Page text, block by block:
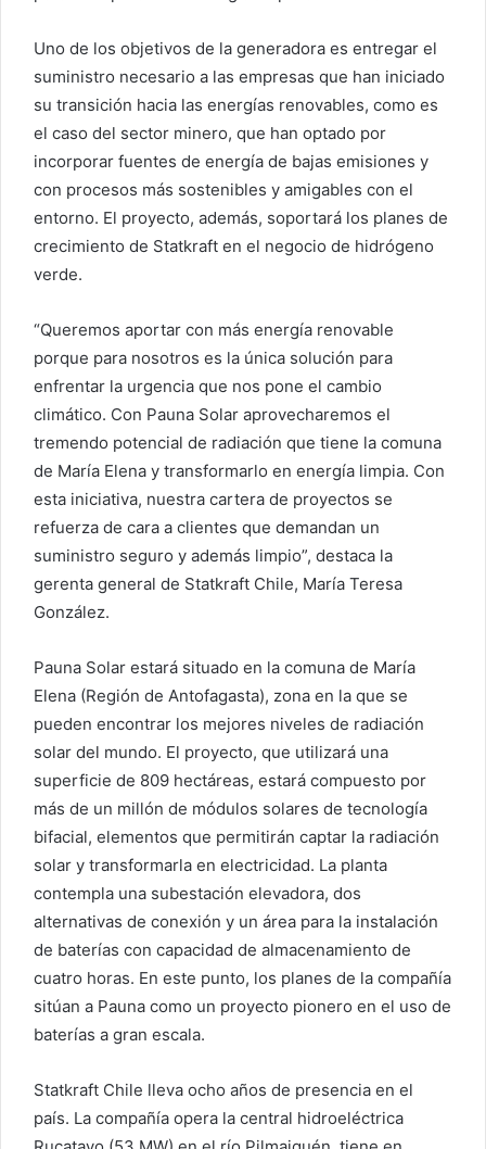
Uno de los objetivos de la generadora es entregar el
suministro necesario a las empresas que han iniciado
su transición hacia las energías renovables, como es
el caso del sector minero, que han optado por
incorporar fuentes de energía de bajas emisiones y
con procesos más sostenibles y amigables con el
entorno. El proyecto, además, soportará los planes de
crecimiento de Statkraft en el negocio de hidrógeno
verde.
“Queremos aportar con más energía renovable
porque para nosotros es la única solución para
enfrentar la urgencia que nos pone el cambio
climático. Con Pauna Solar aprovecharemos el
tremendo potencial de radiación que tiene la comuna
de María Elena y transformarlo en energía limpia. Con
esta iniciativa, nuestra cartera de proyectos se
refuerza de cara a clientes que demandan un
suministro seguro y además limpio”, destaca la
gerenta general de Statkraft Chile, María Teresa
González.
Pauna Solar estará situado en la comuna de María
Elena (Región de Antofagasta), zona en la que se
pueden encontrar los mejores niveles de radiación
solar del mundo. El proyecto, que utilizará una
superficie de 809 hectáreas, estará compuesto por
más de un millón de módulos solares de tecnología
bifacial, elementos que permitirán captar la radiación
solar y transformarla en electricidad. La planta
contempla una subestación elevadora, dos
alternativas de conexión y un área para la instalación
de baterías con capacidad de almacenamiento de
cuatro horas. En este punto, los planes de la compañía
sitúan a Pauna como un proyecto pionero en el uso de
baterías a gran escala.
Statkraft Chile lleva ocho años de presencia en el
país. La compañía opera la central hidroeléctrica